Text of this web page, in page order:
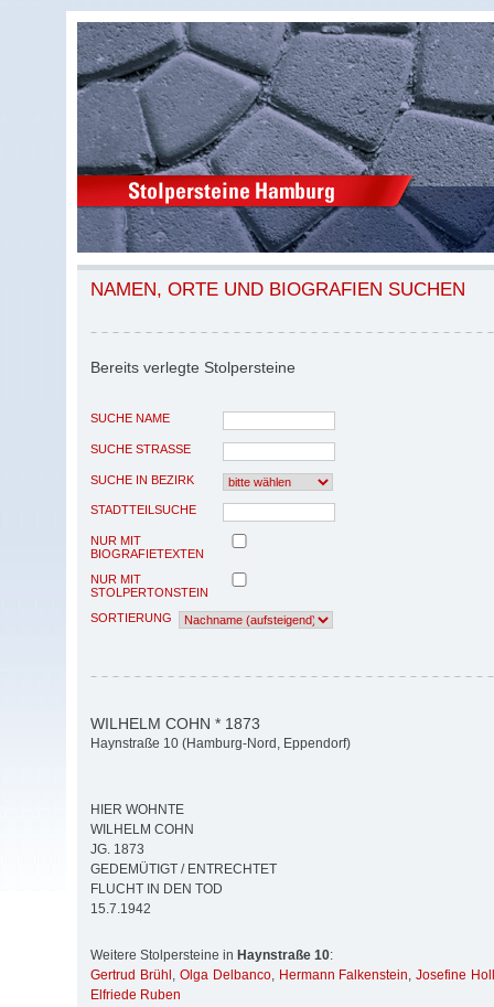
NAMEN, ORTE UND BIOGRAFIEN SUCHEN
Bereits verlegte Stolpersteine
SUCHE NAME
SUCHE STRASSE
SUCHE IN BEZIRK
STADTTEILSUCHE
NUR MIT
BIOGRAFIETEXTEN
NUR MIT
STOLPERTONSTEIN
SORTIERUNG
WILHELM COHN * 1873
Haynstraße 10 (Hamburg-Nord, Eppendorf)
HIER WOHNTE
WILHELM COHN
JG. 1873
GEDEMÜTIGT / ENTRECHTET
FLUCHT IN DEN TOD
15.7.1942
Weitere Stolpersteine in Haynstraße 10:
Gertrud Brühl , Olga Delbanco, Hermann Falkenstein,Josefine
Elfriede Ruben